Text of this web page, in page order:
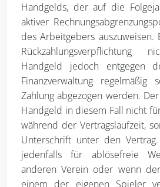
Handgelds, der auf die
aktiver
des Arbeitgebers auszuweisen.
Handgeld jedoch entgegen
Finanzverwaltung
Zahlung abgezogen werden.
Handgeld in diesem Fall nicht
während der Vertragslaufzeit,
Unterschrift unter den
jedenfalls für ablösefreie
anderen Verein oder wenn
einem der eigenen Spieler